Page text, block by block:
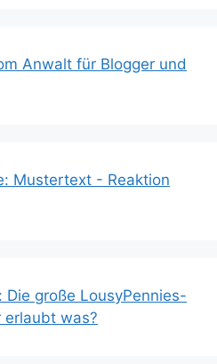
Anwalt für Blogger und
Mustertext - Reaktion
große LousyPennies-
erlaubt was?